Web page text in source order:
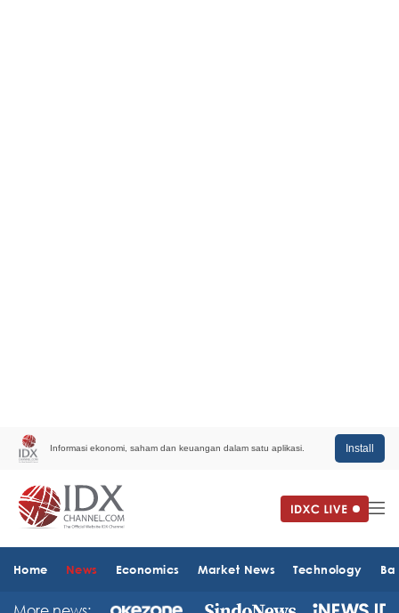
Informasi ekonomi, saham dan keuangan dalam satu aplikasi. Install
Home News Economics Market News Technology